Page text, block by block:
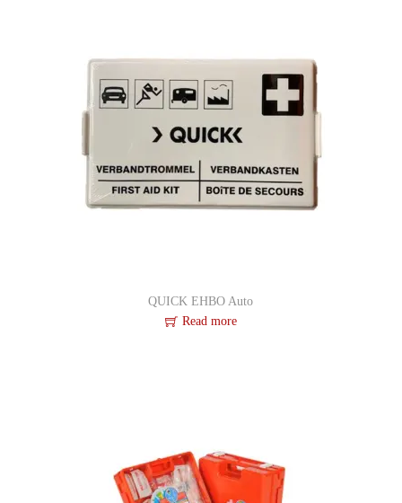
QUICK EHBO Auto
Read more